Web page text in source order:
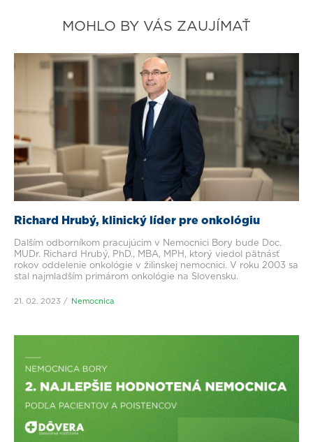
MOHLO BY VÁS ZAUJÍMAŤ
Richard Hrubý, klinický líder pre onkológiu
Ďalším odborníkom pracujúcim v Nemocnici Bory bude Doc.
MUDr. Richard Hrubý, PhD., MBA, MPH, ktorý viedol pätnásť
rokov oddelenie onkológie v žilinskej nemocnici. V roku 2003 sa
stal najmladším primárom onkológie na Slovensku.
21. 02. 2023 Nemocnica